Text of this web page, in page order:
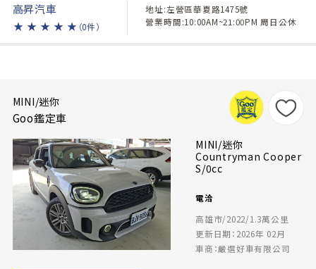
高昇汽車
★ ★ ★ ★ ★ （0件）
地址:左營區華夏路1475號
營業時間:10:00AM~21:00PM 周日公休
MINI/迷你
Goo鑑定車
MINI/迷你
Countryman Cooper
S/0cc
電洽
高雄市/2022/1.3萬公里
更新日期：2026年 02月
車商：嚴選好車有限公司